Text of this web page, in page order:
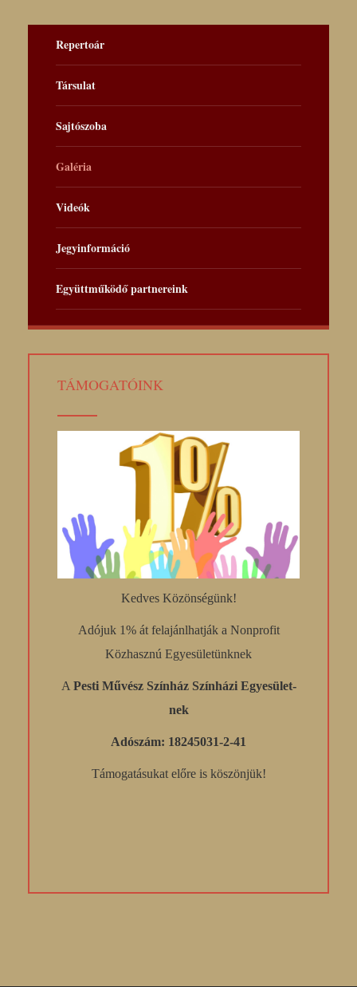
Repertoár
Társulat
Sajtószoba
Galéria
Videók
Jegyinformáció
Együttműködő partnereink
TÁMOGATÓINK
Kedves Közönségünk!
Adójuk 1% át felajánlhatják a Nonprofit
Közhasznú Egyesületünknek
A Pesti Művész Színház Színházi Egyesület-
nek
Adószám: 18245031-2-41
Támogatásukat előre is köszönjük!